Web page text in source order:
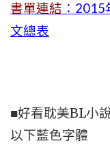
書單連結 ：2015
文總表
■好看耽美BL小
以下藍色字體